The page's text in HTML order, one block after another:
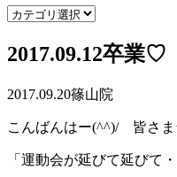
2017.09.12卒業♡
2017.09.20篠山院
こんばんはー(^^)/ 皆さま
「運動会が延びて延びて